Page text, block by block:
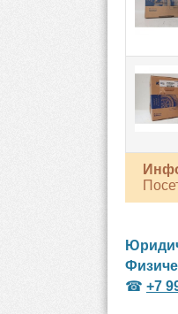
☎ +7